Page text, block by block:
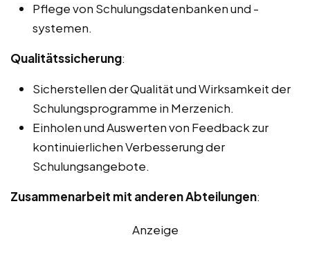
Pflege von Schulungsdatenbanken und -
systemen.
Qualitätssicherung:
Sicherstellen der Qualität und Wirksamkeit der
Schulungsprogramme in Merzenich.
Einholen und Auswerten von Feedback zur
kontinuierlichen Verbesserung der
Schulungsangebote.
Zusammenarbeit mit anderen Abteilungen:
Anzeige